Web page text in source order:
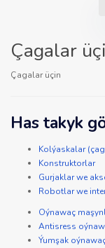
Çagalar
Çagalar üçin
Has takyk
Kolýaskalar
Konstruktorlar
Gurjaklar we
Robotlar we
Oýnawaç
Antisress
Ýumşak